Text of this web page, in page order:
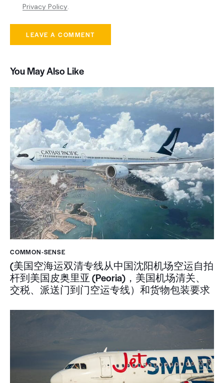
Privacy Policy
You May Also Like
COMMON-SENSE
(美国空海运双清专线从中国沈阳机场空运自拍
杆到美国皮奥里亚 (Peoria)，美国机场清关、
交税、派送门到门空运专线）和货物包装要求